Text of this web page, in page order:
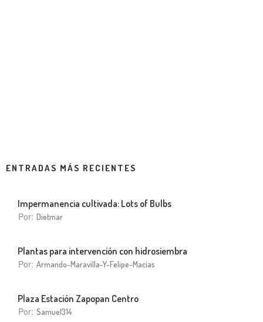
ENTRADAS MÁS RECIENTES
Impermanencia cultivada: Lots of Bulbs
Por: Dietmar
Plantas para intervención con hidrosiembra
Por: Armando-Maravilla-Y-Felipe-Macias
Plaza Estación Zapopan Centro
Por: Samuel314